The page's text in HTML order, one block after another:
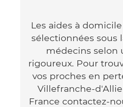
Les aides à
sélectionnées sous
médecins selon
rigoureux. Pour
vos proches en
Villefranche-
France contactez-